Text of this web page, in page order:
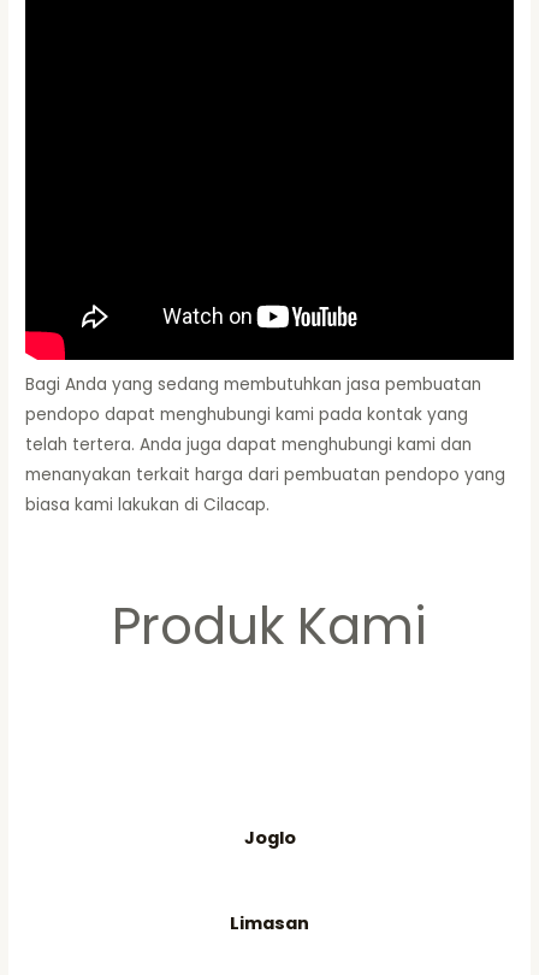
Bagi Anda yang sedang membutuhkan jasa pembuatan
pendopo dapat menghubungi kami pada kontak yang
telah tertera. Anda juga dapat menghubungi kami dan
menanyakan terkait harga dari pembuatan pendopo yang
biasa kami lakukan di Cilacap.
Produk Kami
Joglo
Limasan